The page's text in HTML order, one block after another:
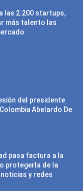
las 2.200 startups,
más talento las
del presidente
Abelardo De
pasa factura a la
protegerla de la
y redes